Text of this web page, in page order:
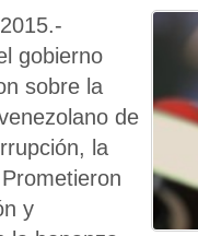
gobierno
sobre la
de
la
y